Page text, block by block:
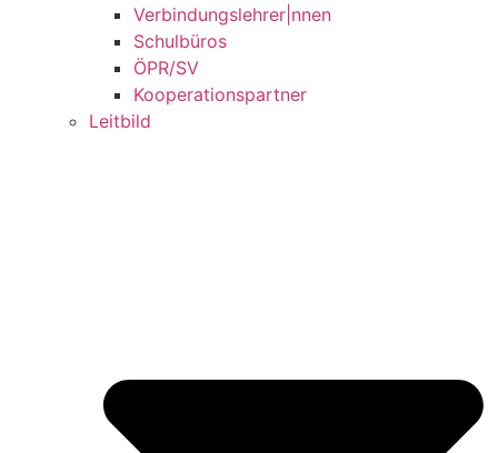
Verbindungslehrer|nnen
Schulbüros
ÖPR/SV
Kooperationspartner
Leitbild